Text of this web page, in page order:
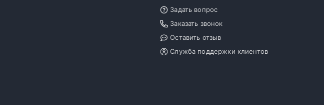
Задать вопрос
Заказать звонок
Оставить отзыв
Служба поддержки клиентов